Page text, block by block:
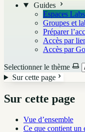
Guides
Espaces
Groupes et
Préparer
Accès par
Accès par
Selectionner le thème
Sur cette page
Sur cette page
Vue d’ensemble
Ce que contient un